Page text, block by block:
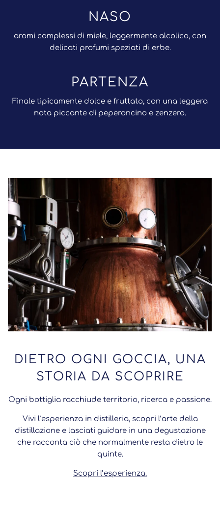
NASO
aromi complessi di miele, leggermente alcolico, con
delicati profumi speziati di erbe.
PARTENZA
Finale tipicamente dolce e fruttato, con una leggera
nota piccante di peperoncino e zenzero.
DIETRO OGNI GOCCIA, UNA
STORIA DA SCOPRIRE
Ogni bottiglia racchiude territorio, ricerca e passione.
Vivi l’esperienza in distilleria, scopri l’arte della
distillazione e lasciati guidare in una degustazione
che racconta ciò che normalmente resta dietro le
quinte.
Scopri l’esperienza.